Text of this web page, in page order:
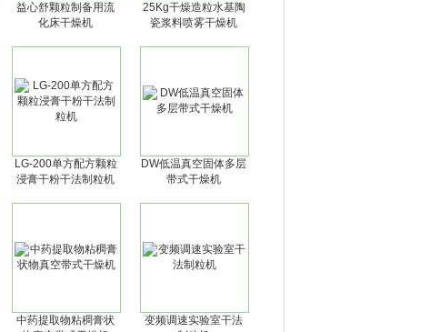
益心舒颗粒制备用流
化床干燥机
25Kg干燥造粒水基陶
瓷浆料喷雾干燥机
LG-200单方配方颗粒
浸膏干粉干法制粒机
DW低温真空固体多层
带式干燥机
中药提取物粘稠膏状
变频调速实验室干法